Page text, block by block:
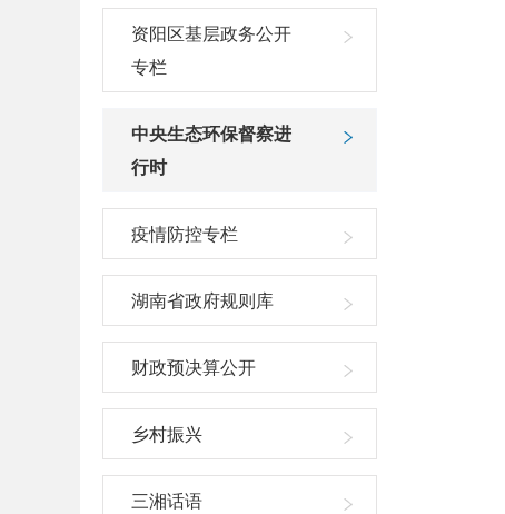
资阳区基层政务公开
专栏
中央生态环保督察进
行时
疫情防控专栏
湖南省政府规则库
财政预决算公开
乡村振兴
三湘话语